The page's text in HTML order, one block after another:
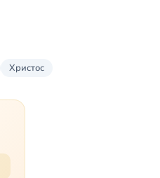
Христос